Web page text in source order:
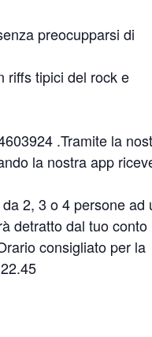
preocupparsi di
riffs tipici del rock e
.Tramite la
la nostra app
2, 3 o 4 persone ad
detratto dal tuo conto
consigliato per la